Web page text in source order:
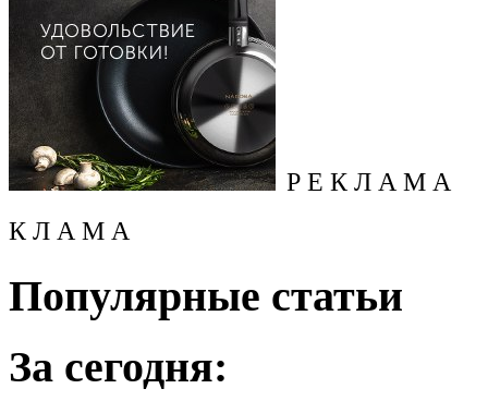
Р Е К Л А М А
К Л А М А
Популярные статьи
За сегодня: